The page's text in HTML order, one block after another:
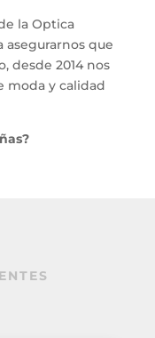
la Optica
asegurarnos que
desde 2014 nos
moda y calidad